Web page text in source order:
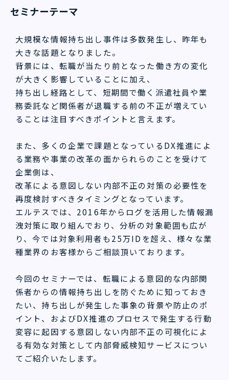
セミナーテーマ
大規模な情報持ち出し事件は多数発生し、昨年も
大きな話題となりました。
背景には、転職が当たり前となった働き方の変化
が大きく影響していることに加え、
持ち出し経路として、短期間で働く派遣社員や業
務委託など関係者が退職する前の不正が増えてい
ることは注目すべきポイントと言えます。
また、多くの企業で課題となっているDX推進によ
る業務や事業の改革の面かられらのことを受けて
企業側は、
改革による意図しない内部不正の対策の必要性を
再度検討すべきタイミングとなっています。
エルテスでは、2016年からログを活用した情報漏
洩対策に取り組んでおり、分析の対象範囲も広が
り、今では対象利用者も25万IDを超え、様々な業
種業界のお客様からご相談頂いております。
今回のセミナーでは、転職による意図的な内部関
係者からの情報持ち出しを防ぐために知っておき
たい、持ち出しが発生した事象の背景や防止のポ
イント、およびDX推進のプロセスで発生する行動
変容に起因する意図しない内部不正の可視化によ
る有効な対策として内部脅威検知サービスについ
てご紹介いたします。